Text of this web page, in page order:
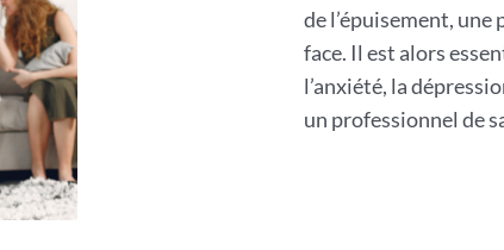
de l’épuisement,
face. Il est alors
l’anxiété, la
un professionnel de